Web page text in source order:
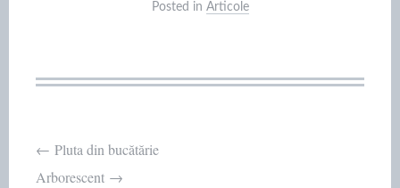
Posted in Articole
Post
← Pluta din bucătărie
Arborescent →